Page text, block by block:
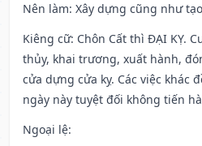
Nên làm: Xây dựng cũng như
Kiêng cữ: Chôn Cất thì ĐẠI KỴ.
thủy, khai trương, xuất hành,
cửa dựng cửa kỵ. Các việc khác
ngày này tuyệt đối không tiến
Ngoại lệ: